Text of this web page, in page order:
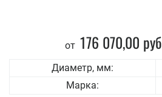
от 176 070,00 руб
Диаметр, мм:
Марка: